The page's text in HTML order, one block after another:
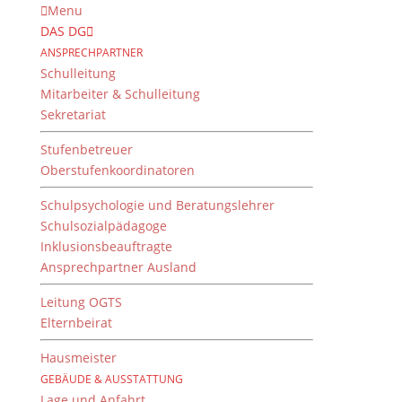
Menu
DAS DG
ANSPRECHPARTNER
Schulleitung
Mitarbeiter & Schulleitung
Sekretariat
Stufenbetreuer
Oberstufenkoordinatoren
Schulpsychologie und Beratungslehrer
Schulsozialpädagoge
Inklusionsbeauftragte
Ansprechpartner Ausland
Leitung OGTS
Elternbeirat
Hausmeister
GEBÄUDE & AUSSTATTUNG
Die krasse Kresse –
Experimente in NuT
vonMai|27. Oktober 2021